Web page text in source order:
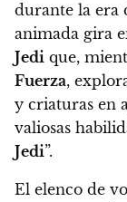
durante la era
animada gira
Jedi que,
Fuerza,
y criaturas en
valiosas
Jedi”.
El elenco de